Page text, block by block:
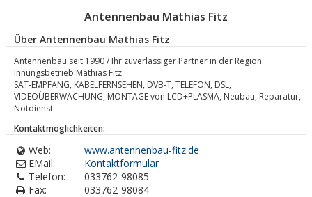
Antennenbau Mathias Fitz
Über Antennenbau Mathias Fitz
Antennenbau seit 1990 / Ihr zuverlässiger Partner in der Region
Innungsbetrieb Mathias Fitz
SAT-EMPFANG, KABELFERNSEHEN, DVB-T, TELEFON, DSL,
VIDEOÜBERWACHUNG, MONTAGE von LCD+PLASMA, Neubau, Reparatur,
Notdienst
Kontaktmöglichkeiten:
Web:
www.antennenbau-fitz.de
EMail:
Kontaktformular
Telefon:
033762-98085
Fax:
033762-98084